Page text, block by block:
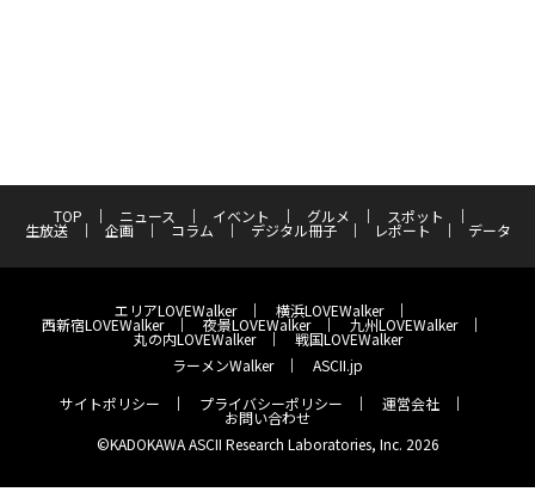
TOP ニュース イベント グルメ スポット
生放送 企画 コラム デジタル冊子 レポート データ
エリアLOVEWalker 横浜LOVEWalker
西新宿LOVEWalker 夜景LOVEWalker 九州LOVEWalker
丸の内LOVEWalker
戦国LOVEWalker
ラーメンWalker
ASCII.jp
サイトポリシー
プライバシーポリシー 運営会社
お問い合わせ
©KADOKAWA ASCII Research Laboratories, Inc. 2026